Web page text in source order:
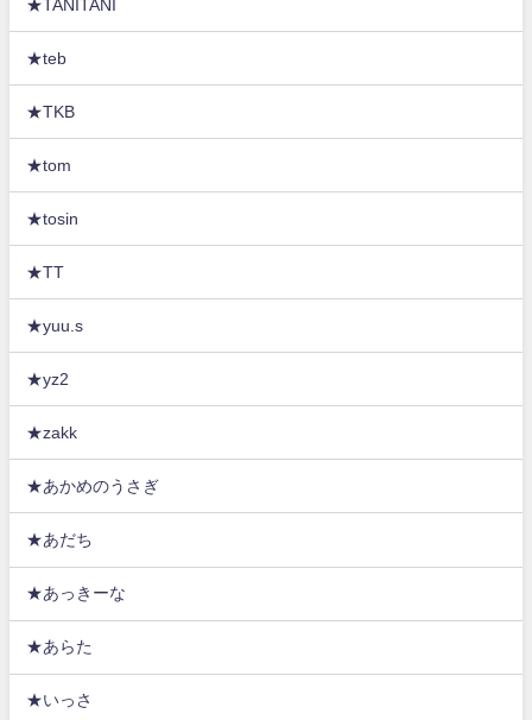
★TANITANI
★teb
★TKB
★tom
★tosin
★TT
★yuu.s
★yz2
★zakk
★あかめのうさぎ
★あだち
★あっきーな
★あらた
★いっさ